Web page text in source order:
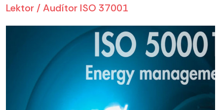
Lektor / Audítor ISO 37001